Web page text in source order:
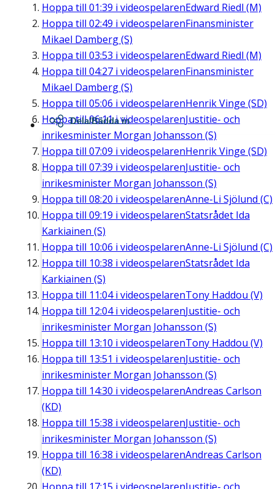
Hoppa till 01:39 i videospelarenEdward Riedl (M)
Hoppa till 02:49 i videospelarenFinansminister
Mikael Damberg (S)
Hoppa till 03:53 i videospelarenEdward Riedl (M)
Hoppa till 04:27 i videospelarenFinansminister
Mikael Damberg (S)
Hoppa till 05:06 i videospelarenHenrik Vinge (SD)
Hoppa till06:11i videospelarenJustitie- och
inrikesminister Morgan Johansson (S)
Hoppa till 07:09 i videospelarenHenrik Vinge (SD)
Hoppa till 07:39 i videospelarenJustitie- och
inrikesminister Morgan Johansson (S)
Hoppa till 08:20 i videospelarenAnne-Li Sjölund (C)
Hoppa till 09:19 i videospelarenStatsrådet Ida
Karkiainen (S)
Hoppa till 10:06 i videospelarenAnne-Li Sjölund (C)
Hoppa till 10:38 i videospelarenStatsrådet Ida
Karkiainen (S)
Hoppa till 11:04i videospelarenTony Haddou (V)
Hoppa till 12:04i videospelarenJustitie- och
inrikesminister Morgan Johansson (S)
Hoppa till 13:10 i videospelarenTony Haddou (V)
Hoppa till 13:51 i videospelarenJustitie- och
inrikesminister Morgan Johansson (S)
Hoppa till 14:30 i videospelarenAndreas Carlson
(KD)
Hoppa till 15:38 i videospelarenJustitie- och
inrikesminister Morgan Johansson (S)
Hoppa till 16:38 i videospelarenAndreas Carlson
(KD)
Dela/Bädda in